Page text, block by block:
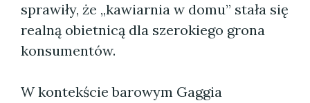
sprawiły, że „kawiarnia w domu” stała się
realną obietnicą dla szerokiego grona
konsumentów.
W kontekście barowym Gaggia